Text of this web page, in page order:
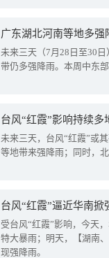
广东湖北河南等地多
未来三天（7月28日至30
带仍多强降雨。本周中东
台风“红霞”影响持续
未来三天，台风“红霞”或
等地带来强降雨；同时，
台风“红霞”逼近华南
受台风“红霞”影响，今天
特大暴雨；明天，【湖南
现强降雨。